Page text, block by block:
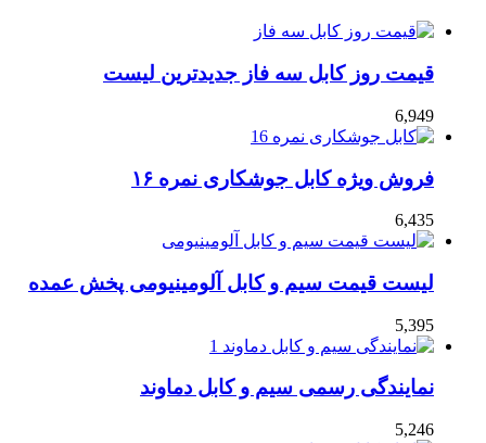
قیمت روز کابل سه فاز جدیدترین لیست
6,949
فروش ویژه کابل جوشکاری نمره ۱۶
6,435
لیست قیمت سیم و کابل آلومینیومی پخش عمده
5,395
نمایندگی رسمی سیم و کابل دماوند
5,246